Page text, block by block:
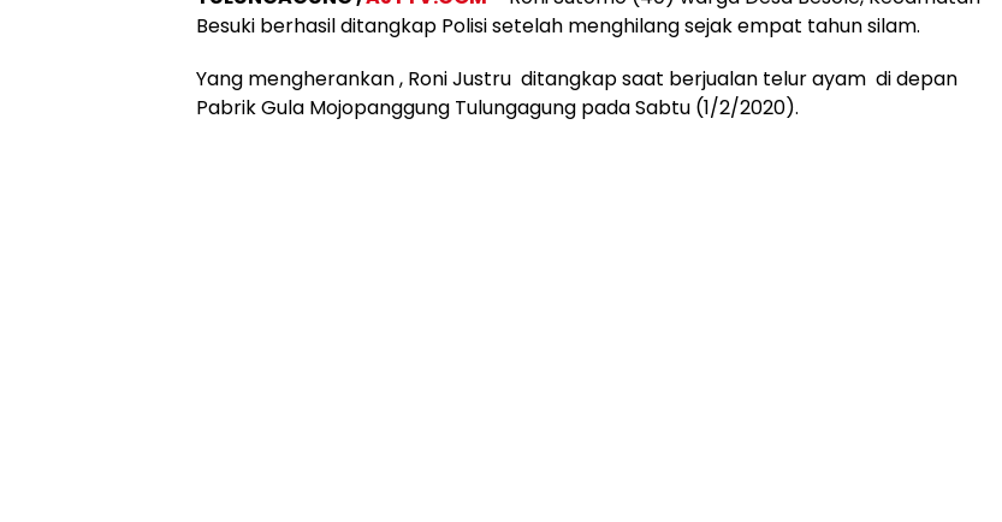
Besuki berhasil ditangkap Polisi setelah menghilang sejak empat tahun silam.
Yang mengherankan , Roni Justru ditangkap saat berjualan telur ayam di depan
Pabrik Gula Mojopanggung Tulungagung pada Sabtu (1/2/2020).